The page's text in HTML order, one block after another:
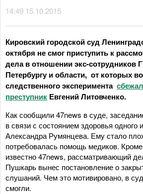
14:49 15.10.2015
Кировский городской суд
октября не смог приступить к
дела в отношении экс-
Петербургу и области, от которых
следственного эксперимента
преступник Евгений Литовченко.
Как сообщили 47news в суде,
в связи с состоянием здоровья
Александра Румянцева. Ему стало
потребовалась помощь медиков. Кроме
известно 47news, рассматривающий
Пушкарь вынес постановление о
слушаний. Чем это мотивировано, в
смогли.